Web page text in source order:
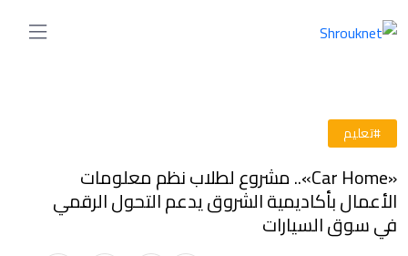
#تعليم
«Car Home».. مشروع لطلاب نظم معلومات
الأعمال بأكاديمية الشروق يدعم التحول الرقمي
في سوق السيارات